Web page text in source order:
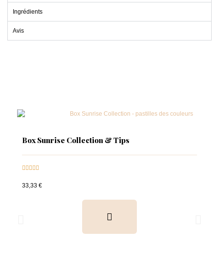
Ingrédients
Avis
Box Sunrise Collection & Tips

33,33 €